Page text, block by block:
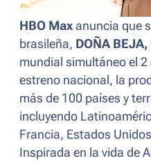
HBO Max anuncia que
brasileña, DOÑA BEJA,
mundial simultáneo el 2
estreno nacional, la
más de 100 países y
incluyendo
Francia, Estados
Inspirada en la vida de